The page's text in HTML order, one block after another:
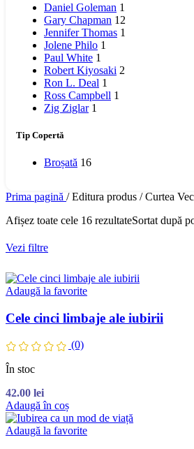
Daniel Goleman 1
Gary Chapman 12
Jennifer Thomas 1
Jolene Philo 1
Paul White 1
Robert Kiyosaki 2
Ron L. Deal 1
Ross Campbell 1
Zig Ziglar 1
Tip Copertă
Broșată 16
Prima pagină / Editura produs / Curtea
Afișez toate cele 16 rezultateSortat după
Vezi filtre
Adaugă la favorite
Cele cinci limbaje ale iubirii
(0)
În stoc
42.00 lei
Adaugă în coș
Adaugă la favorite